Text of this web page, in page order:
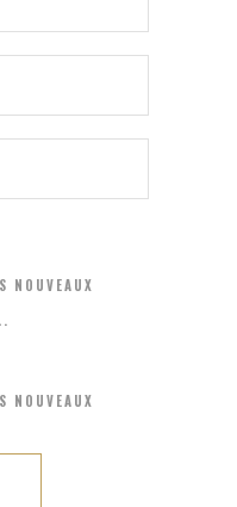
NOUVEAUX
NOUVEAUX